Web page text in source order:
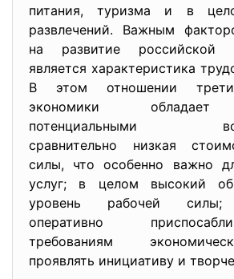
питания, туризма и в
развлечений. Важным
на развитие российской
является характеристика
В этом отношении
экономики обладает
потенциальными
сравнительно низкая
силы, что особенно важно
услуг; в целом высокий
уровень рабочей силы;
оперативно
требованиям
проявлять инициативу и